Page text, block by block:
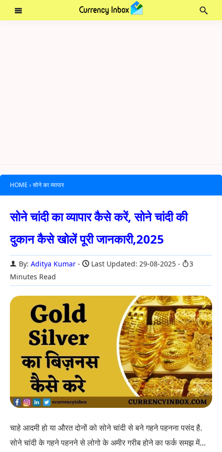
HOME › सोने का व्यापार
सोने चांदी का व्यापार कैसे करें, सोने चांदी की
दुकान कैसे खोलें पूरी जानकारी,2025
By: Aditya Kumar Last Updated: 29-08-2025
3
Minutes Read
चाहे आदमी हो या औरत दोनों को सोने चांदी से बने गहने पहनना पसंद है.
सोने चांदी के गहने पहनने से लोगो के अमीर गरीब होने का फर्क समझ में...